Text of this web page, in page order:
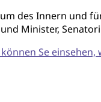
des Innern und
Minister,
Se einsehen,